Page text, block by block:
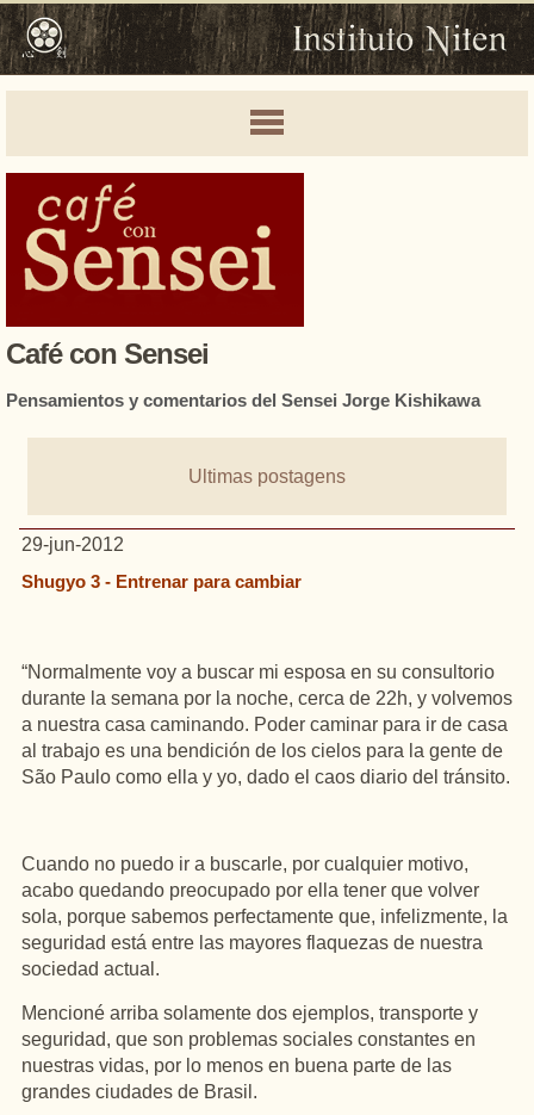
Café con Sensei
Pensamientos y comentarios del Sensei Jorge Kishikawa
Ultimas postagens
29-jun-2012
Shugyo 3 - Entrenar para cambiar
“Normalmente voy a buscar mi esposa en su consultorio
durante la semana por la noche, cerca de 22h, y volvemos
a nuestra casa caminando. Poder caminar para ir de casa
al trabajo es una bendición de los cielos para la gente de
São Paulo como ella y yo, dado el caos diario del tránsito.
Cuando no puedo ir a buscarle, por cualquier motivo,
acabo quedando preocupado por ella tener que volver
sola, porque sabemos perfectamente que, infelizmente, la
seguridad está entre las mayores flaquezas de nuestra
sociedad actual.
Mencioné arriba solamente dos ejemplos, transporte y
seguridad, que son problemas sociales constantes en
nuestras vidas, por lo menos en buena parte de las
grandes ciudades de Brasil.